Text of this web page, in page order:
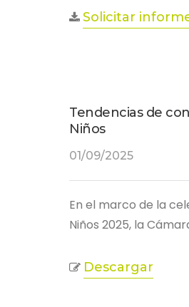
Solicitar
Tendencias de
Niños
01/09/2025
En el marco de la
Niños 2025, la
Descargar